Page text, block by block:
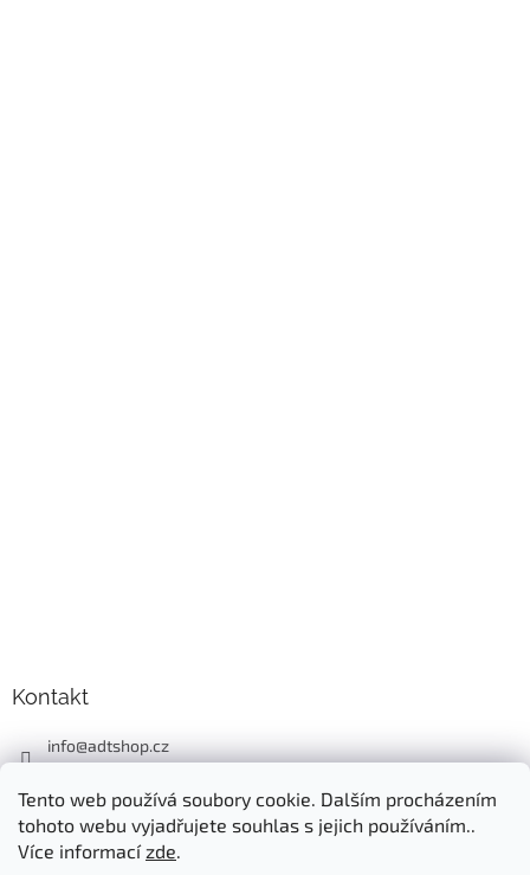
Tento web používá soubory cookie. Dalším procházením
tohoto webu vyjadřujete souhlas s jejich používáním..
Více informacízde.
Kontakt
info@adtshop.cz
+420724549949